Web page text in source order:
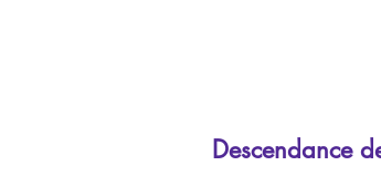
Descendance